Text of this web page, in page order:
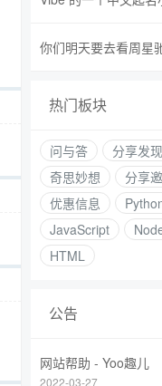
你们明天要去看周星
热门板块
问与答 分享发现
奇思妙想
分享
优惠信息
JavaScript
HTML
公告
网站帮助 - Yoo趣儿
2022-03-27